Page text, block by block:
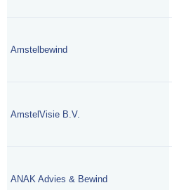
Amstelbewind
AmstelVisie B.V.
ANAK Advies & Bewind